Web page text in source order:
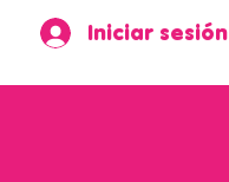
Iniciar sesión